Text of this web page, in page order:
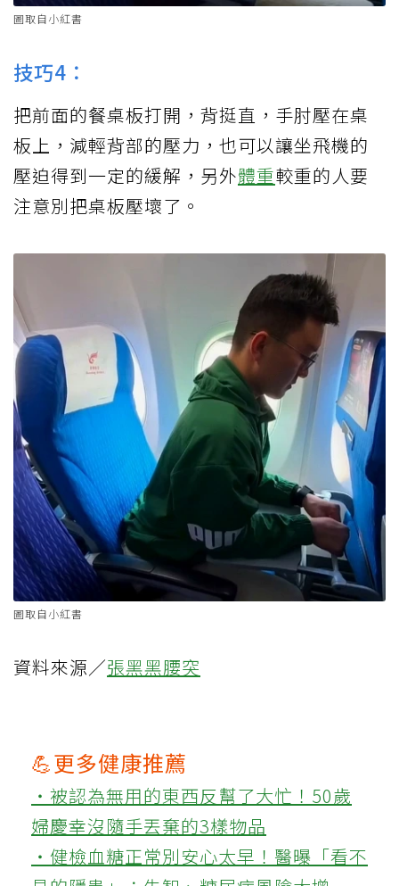
圖取自小紅書
技巧4：
把前面的餐桌板打開，背挺直，手肘壓在桌
板上，減輕背部的壓力，也可以讓坐飛機的
壓迫得到一定的緩解，另外體重較重的人要
注意別把桌板壓壞了。
圖取自小紅書
資料來源／張黑黑腰突
💪更多健康推薦
‧被認為無用的東西反幫了大忙！50歲
婦慶幸沒隨手丟棄的3樣物品
‧健檢血糖正常別安心太早！醫曝「看不